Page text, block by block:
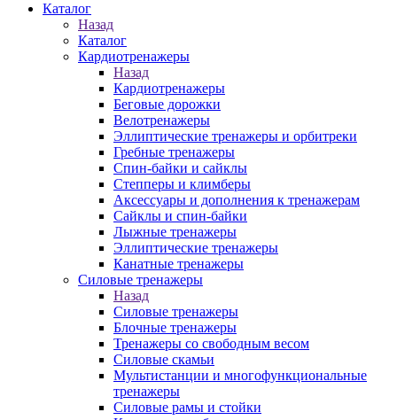
Каталог
Назад
Каталог
Кардиотренажеры
Назад
Кардиотренажеры
Беговые дорожки
Велотренажеры
Эллиптические тренажеры и орбитреки
Гребные тренажеры
Спин-байки и сайклы
Степперы и климберы
Аксессуары и дополнения к тренажерам
Сайклы и спин-байки
Лыжные тренажеры
Эллиптические тренажеры
Канатные тренажеры
Силовые тренажеры
Назад
Силовые тренажеры
Блочные тренажеры
Тренажеры со свободным весом
Силовые скамьи
Мультистанции и многофункциональные
тренажеры
Силовые рамы и стойки